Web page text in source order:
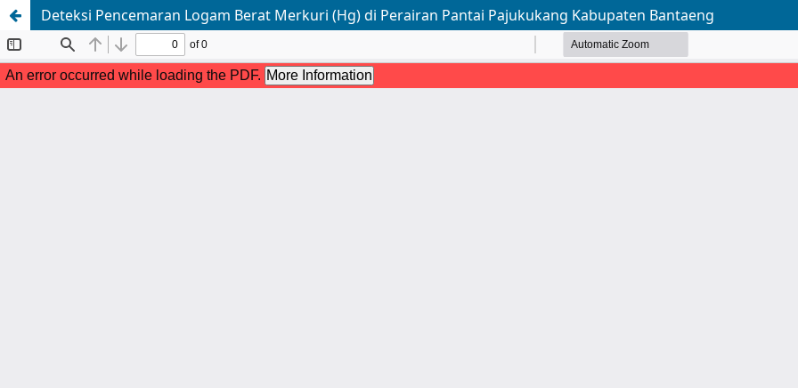
Deteksi Pencemaran Logam Berat Merkuri (Hg) di Perairan Pantai Pajukukang Kabupaten Bantaeng